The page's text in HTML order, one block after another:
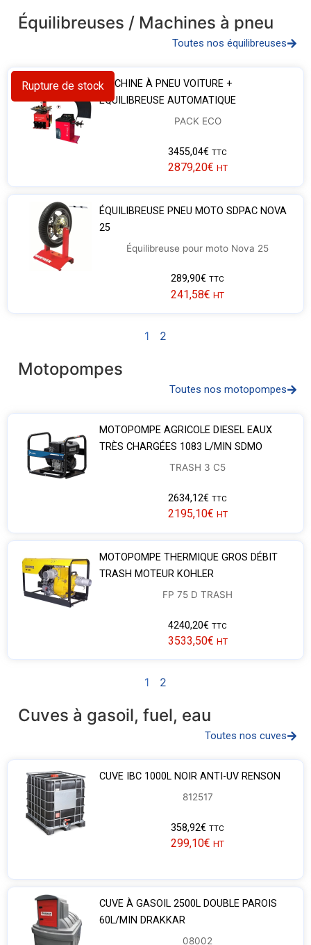
Équilibreuses / Machines à pneu
Toutes nos équilibreuses
Rupture de stockMACHINE À PNEU VOITURE +
ÉQUILIBREUSE AUTOMATIQUE
PACK ECO
3455,04€ TTC
2879,20€ HT
ÉQUILIBREUSE PNEU MOTO SDPAC NOVA
25
Équilibreuse pour moto Nova 25
289,90€ TTC
241,58€ HT
1 2
Motopompes
Toutes nos motopompes
MOTOPOMPE AGRICOLE DIESEL EAUX
TRÈS CHARGÉES 1083 L/MIN SDMO
TRASH 3 C5
2634,12€ TTC
2195,10€ HT
MOTOPOMPE THERMIQUE GROS DÉBIT
TRASH MOTEUR KOHLER
FP 75 D TRASH
4240,20€ TTC
3533,50€ HT
1 2
Cuves à gasoil, fuel, eau
Toutes nos cuves
CUVE IBC 1000L NOIR ANTI-UV RENSON
812517
358,92€ TTC
299,10€ HT
CUVE À GASOIL 2500L DOUBLE PAROIS
60L/MIN DRAKKAR
08002